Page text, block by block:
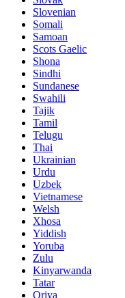
Slovenian
Somali
Samoan
Scots Gaelic
Shona
Sindhi
Sundanese
Swahili
Tajik
Tamil
Telugu
Thai
Ukrainian
Urdu
Uzbek
Vietnamese
Welsh
Xhosa
Yiddish
Yoruba
Zulu
Kinyarwanda
Tatar
Oriya